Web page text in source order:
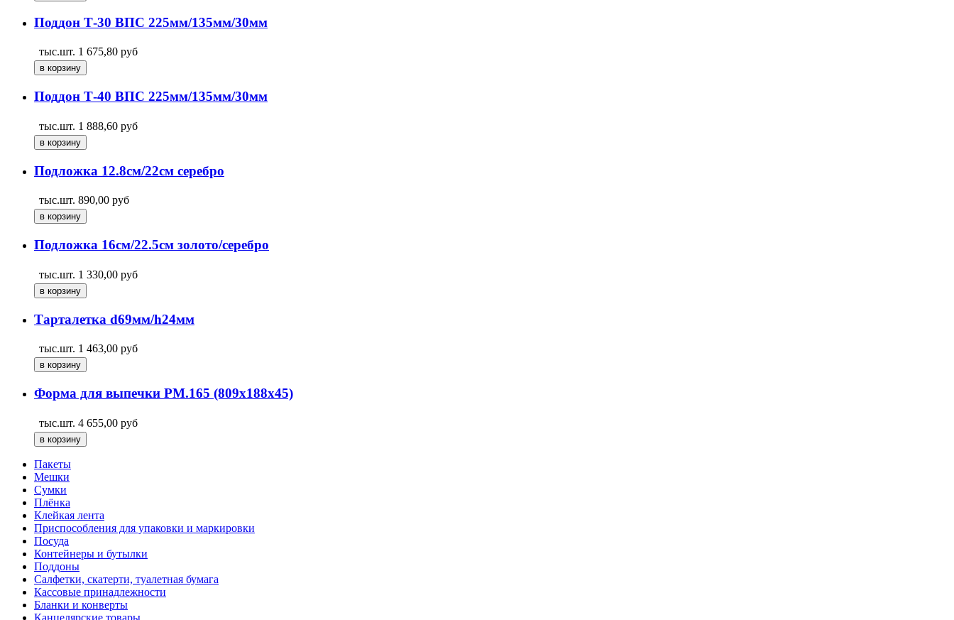
Поддон Т-30 ВПС 225мм/135мм/30мм
тыс.шт. 1 675,80 руб
Поддон Т-40 ВПС 225мм/135мм/30мм
тыс.шт. 1 888,60 руб
Подложка 12.8см/22см серебро
тыс.шт. 890,00 руб
Подложка 16см/22.5см золото/серебро
тыс.шт. 1 330,00 руб
Тарталетка d69мм/h24мм
тыс.шт. 1 463,00 руб
Форма для выпечки PM.165 (809х188х45)
тыс.шт. 4 655,00 руб
Пакеты
Мешки
Сумки
Плёнка
Клейкая лента
Приспособления для упаковки и маркировки
Посуда
Контейнеры и бутылки
Поддоны
Салфетки, скатерти, туалетная бумага
Кассовые принадлежности
Бланки и конверты
Канцелярские товары